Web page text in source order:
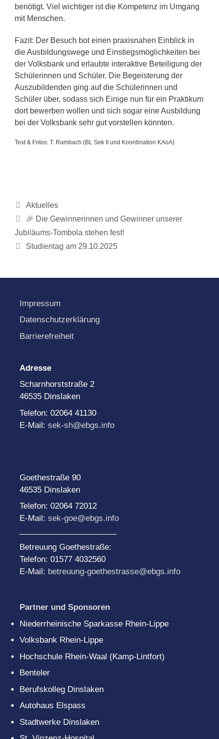
benötigt. Viel wichtiger ist die Kompetenz im Umgang
mit Menschen.
Fazit: Der Besuch bot einen praxisnahen Einblick in
die Ausbildungswege und Einstiegsmöglichkeiten bei
der Volksbank und erlaubte interaktive Beteiligung der
Schülerinnen und Schüler. Die Begeisterung der
Auszubildenden ging auf die Schülerinnen und
Schüler über, sodass sich Einige nun für ein Praktikum
dort bewerben wollen und sich sogar eine Ausbildung
bei der Volksbank sehr gut vorstellen könnten.
Text & Fotos: T. Rambach (BL Sek II und Koordination KAoA)
Kategorien
Aktuelles
🎉 Die Gewinnerinnen und Gewinner unserer
Jubiläums-Tombola stehen fest!
Studientag am 29.10.2025
Impressum
Datenschutzerklärung
Barrierefreiheit
Adresse
Scharnhorststraße 2
46535 Dinslaken
Telefon: 02064 41130
E-Mail: sek-sh@ebgs.info
Goethestraße 90
46535 Dinslaken
Telefon: 02064 72012
E-Mail: sek-goe@ebgs.info
Betreuung Goethestraße:
Telefon: 01577 4032560
E-Mail: betreuung-goethestrasse@ebgs.info
Partner und Sponsoren
Niederrheinische Sparkasse Rhein-Lippe
Volksbank Rhein-Lippe
Hochschule Rhein-Waal (Kamp-Lintfort)
Benteler
Berufskolleg Dinslaken
Autohaus Elspass
Stadtwerke Dinslaken